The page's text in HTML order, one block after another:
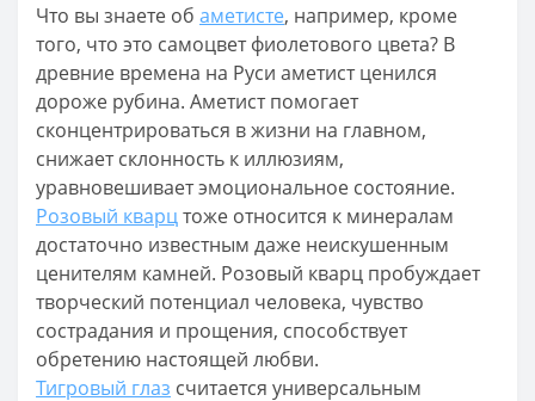
Что вы знаете об аметисте, например, кроме
того, что это самоцвет фиолетового цвета? В
древние времена на Руси аметист ценился
дороже рубина. Аметист помогает
сконцентрироваться в жизни на главном,
снижает склонность к иллюзиям,
уравновешивает эмоциональное состояние.
Розовый кварцтоже относится к минералам
достаточно известным даже неискушенным
ценителям камней. Розовый кварц пробуждает
творческий потенциал человека, чувство
сострадания и прощения, способствует
обретению настоящей любви.
Тигровый глаз считается универсальным